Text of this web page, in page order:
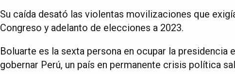
Su caída desató las violentas movilizaciones que
Congreso y adelanto de elecciones a 2023.
Boluarte es la sexta persona en ocupar la presidencia
gobernar Perú, un país en permanente crisis política